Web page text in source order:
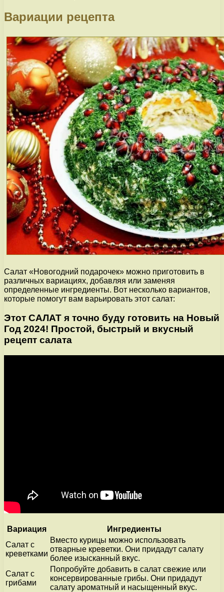
Вариации рецепта
Салат «Новогодний подарочек» можно приготовить в
различных вариациях, добавляя или заменяя
определенные ингредиенты. Вот несколько вариантов,
которые помогут вам варьировать этот салат:
Этот САЛАТ я точно буду готовить на Новый
Год 2024! Простой, быстрый и вкусный
рецепт салата
Вариация
Ингредиенты
Салат с
креветками
Вместо курицы можно использовать
отварные креветки. Они придадут салату
более изысканный вкус.
Салат с
грибами
Попробуйте добавить в салат свежие или
консервированные грибы. Они придадут
салату ароматный и насыщенный вкус.